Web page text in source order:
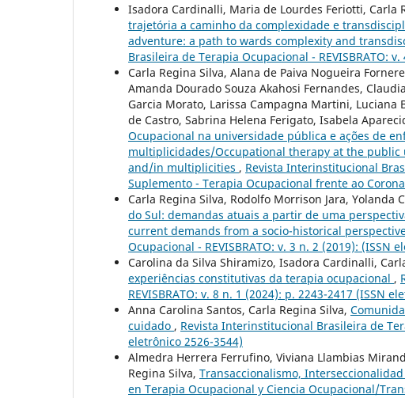
Isadora Cardinalli, Maria de Lourdes Feriotti, Carla
trajetória a caminho da complexidade e
adventure: a path to wards complexity and
Brasileira de Terapia Ocupacional - REVISBRATO:
Carla Regina Silva, Alana de Paiva Nogueira
Amanda Dourado Souza Akahosi Fernandes,
Garcia Morato, Larissa Campagna Martini,
de Castro, Sabrina Helena Ferigato, Isabela
Ocupacional na universidade pública e ações de
multiplicidades/Occupational therapy at the
and/in multiplicities , Revista Interinstitucional
Suplemento - Terapia Ocupacional frente ao
Carla Regina Silva, Rodolfo Morrison Jara, Yolanda
do Sul: demandas atuais a partir de uma
current demands from a socio-historical
Ocupacional - REVISBRATO: v. 3 n. 2 (2019): (ISSN
Carolina da Silva Shiramizo, Isadora Cardinalli,
experiências constitutivas da terapia ocupacional ,
REVISBRATO: v. 8 n. 1 (2024): p. 2243-2417 (ISSN
Anna Carolina Santos, Carla Regina Silva,
cuidado , Revista Interinstitucional Brasileira de
eletrônico 2526-3544)
Almedra Herrera Ferrufino, Viviana Llambias
Regina Silva, Transaccionalismo,
en Terapia Ocupacional y Ciencia Ocupacional/